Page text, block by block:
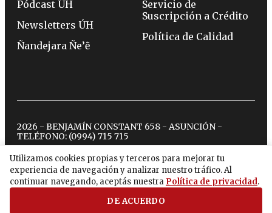
Utilizamos cookies propias y terceros para mejorar tu
experiencia de navegación y analizar nuestro tráfico. Al
continuar navegando, aceptás nuestra Política de privacidad.
DE ACUERDO
Pódcast ÚH
Newsletters ÚH
Ñandejara Ñe’ẽ
Servicio de
Suscripción a Crédito
Política de Calidad
2026 - BENJAMÍN CONSTANT 658 - ASUNCIÓN -
TELÉFONO: (0994) 715 715
twitterinstagram
facebook
tiktokyoutubespotify